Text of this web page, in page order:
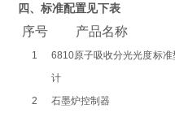
四、标准配置见下表
序号 产品名称
1 6810原子吸收分光光度
计
标准
2 石墨炉控制器